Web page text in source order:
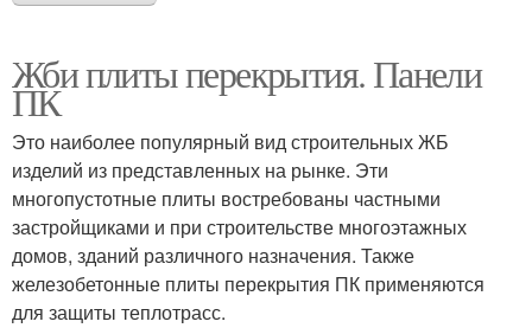
Жби плиты перекрытия. Панели
ПК
Это наиболее популярный вид строительных ЖБ
изделий из представленных на рынке. Эти
многопустотные плиты востребованы частными
застройщиками и при строительстве многоэтажных
домов, зданий различного назначения. Также
железобетонные плиты перекрытия ПК применяются
для защиты теплотрасс.